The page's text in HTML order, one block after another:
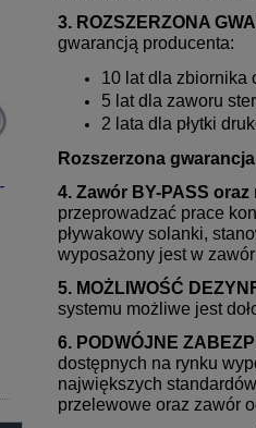
WATERMARKET 20B -
wody - 20L, sól, test,
BNT1650F (nowy,
bezawaryjny, zawór
PASS, MIXING, GARTISY
1 399,00 zł
do koszyka
3. ROZSZERZONA
gwarancją producenta:
10 lat dla zbiornika
5 lat dla zaworu
2 lata dla płytki
Rozszerzona
4. Zawór BY-PASS
przeprowadzać prace
pływakowy solanki,
wyposażony jest w zawór
5. MOŻLIWOŚĆ
systemu możliwe jest
6. PODWÓJNE
dostępnych na rynku
największych
przelewowe oraz zawór